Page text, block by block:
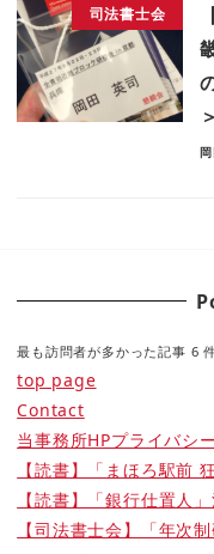
司法書士会
＞
最も訪問者が多かった記事 6
top page
Contact
当事務所HPプライバシ
【読書】「まほろ駅前
【読書】「銀行仕置人
【司法書士会】「年次